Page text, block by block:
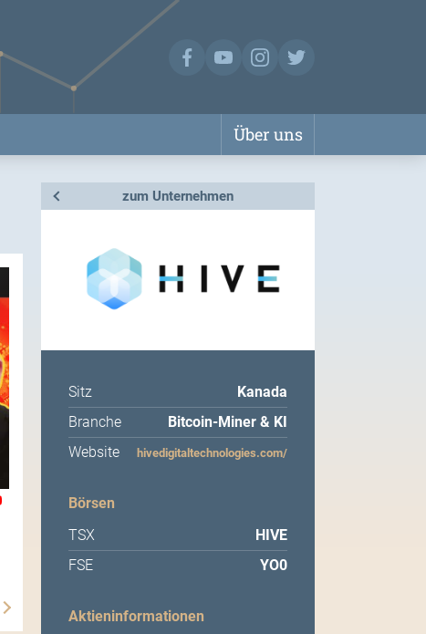
Über uns
zum Unternehmen
Sitz
Kanada
Branche
Bitcoin-Miner & KI
Website
hivedigitaltechnologies.com/
Börsen
TSX
HIVE
FSE
YO0
Aktieninformationen